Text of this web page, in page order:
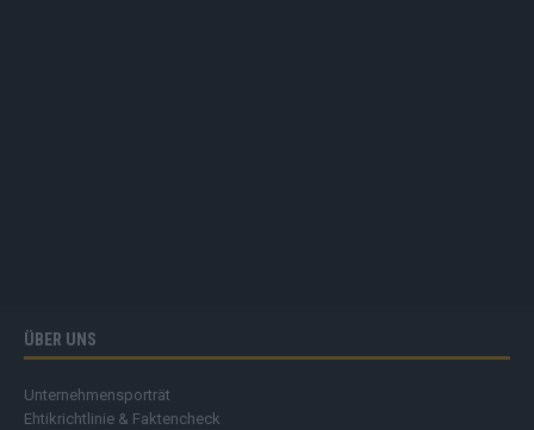
ÜBER UNS
Unternehmensporträt
Ehtikrichtlinie & Faktencheck